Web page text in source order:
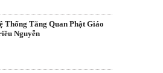
Thống Tăng Quan Phật Giáo
Nguyễn